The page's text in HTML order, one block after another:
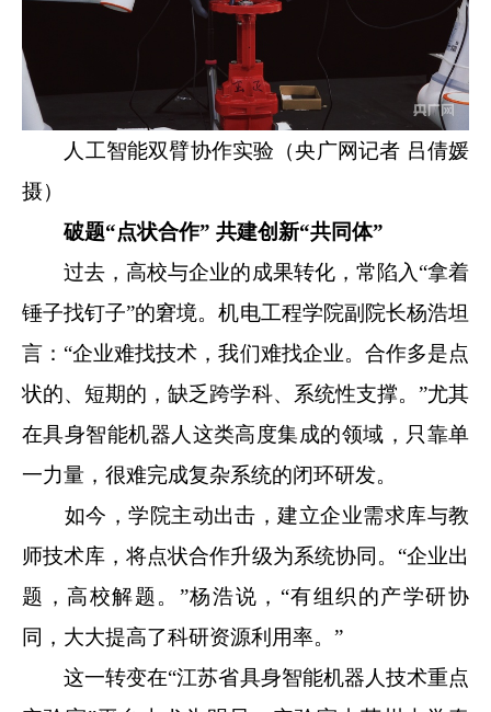
人工智能双臂协作实验（央广网记者 吕倩媛
摄）
破题“点状合作” 共建创新“共同体”
过去，高校与企业的成果转化，常陷入“拿着
锤子找钉子”的窘境。机电工程学院副院长杨浩坦
言：“企业难找技术，我们难找企业。合作多是点
状的、短期的，缺乏跨学科、系统性支撑。”尤其
在具身智能机器人这类高度集成的领域，只靠单
一力量，很难完成复杂系统的闭环研发。
如今，学院主动出击，建立企业需求库与教
师技术库，将点状合作升级为系统协同。“企业出
题，高校解题。”杨浩说，“有组织的产学研协
同，大大提高了科研资源利用率。”
这一转变在“江苏省具身智能机器人技术重点